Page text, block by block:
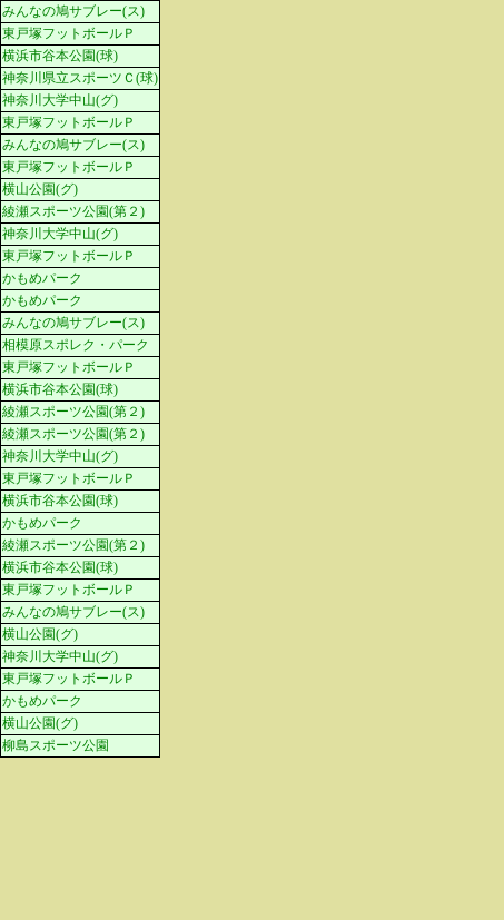
みんなの鳩サブレー(ス)
東戸塚フットボールＰ
横浜市谷本公園(球)
神奈川県立スポーツＣ(球)
神奈川大学中山(グ)
東戸塚フットボールＰ
みんなの鳩サブレー(ス)
東戸塚フットボールＰ
横山公園(グ)
綾瀬スポーツ公園(第２)
神奈川大学中山(グ)
東戸塚フットボールＰ
かもめパーク
かもめパーク
みんなの鳩サブレー(ス)
相模原スポレク・パーク
東戸塚フットボールＰ
横浜市谷本公園(球)
綾瀬スポーツ公園(第２)
綾瀬スポーツ公園(第２)
神奈川大学中山(グ)
東戸塚フットボールＰ
横浜市谷本公園(球)
かもめパーク
綾瀬スポーツ公園(第２)
横浜市谷本公園(球)
東戸塚フットボールＰ
みんなの鳩サブレー(ス)
横山公園(グ)
神奈川大学中山(グ)
東戸塚フットボールＰ
かもめパーク
横山公園(グ)
柳島スポーツ公園